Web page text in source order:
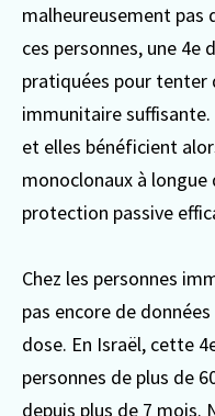
malheureusement pas
ces personnes, une 4e
pratiquées pour tenter
immunitaire suffisante.
et elles bénéficient
monoclonaux à
protection passive
Chez les personnes
pas encore de
dose. En Israël, cette
personnes de plus de
depuis plus de 7 mois.